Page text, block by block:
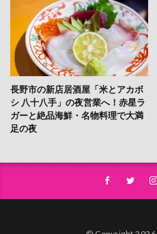
長野市の新店居酒屋「米とアカボ
シ 八十八手」の夜営業へ！赤星ラ
ガーと絶品海鮮・名物料理で大満
足の夜